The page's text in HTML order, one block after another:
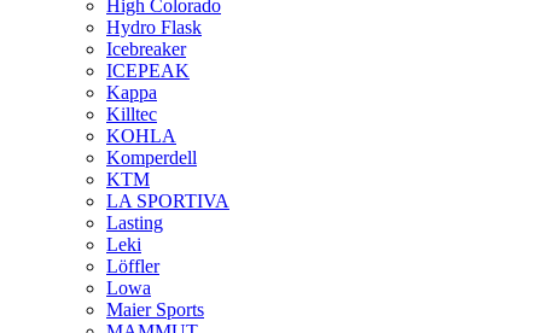
High Colorado
Hydro Flask
Icebreaker
ICEPEAK
Kappa
Killtec
KOHLA
Komperdell
KTM
LA SPORTIVA
Lasting
Leki
Löffler
Lowa
Maier Sports